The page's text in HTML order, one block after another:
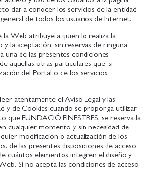
dar a conocer los servicios de la entidad
de todos los usuarios de Internet.
la Web atribuye a quien lo realiza la
y la aceptación, sin reservas de ninguna
una de las presentes condiciones
aquellas otras particulares que, si
del Portal o de los servicios
atentamente el Aviso Legal y las
y de Cookies cuando se proponga utilizar
que FUNDACIÓ FINESTRES, se reserva la
cualquier momento y sin necesidad de
modificación o actualización de los
de las presentes disposiciones de acceso
cuántos elementos integren el diseño y
Si no acepta las condiciones de acceso